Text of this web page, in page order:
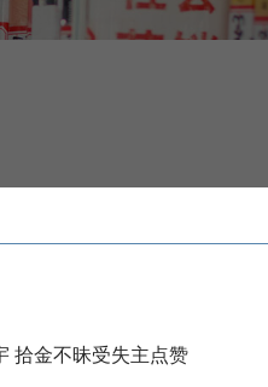
拾金不昧受失主点赞